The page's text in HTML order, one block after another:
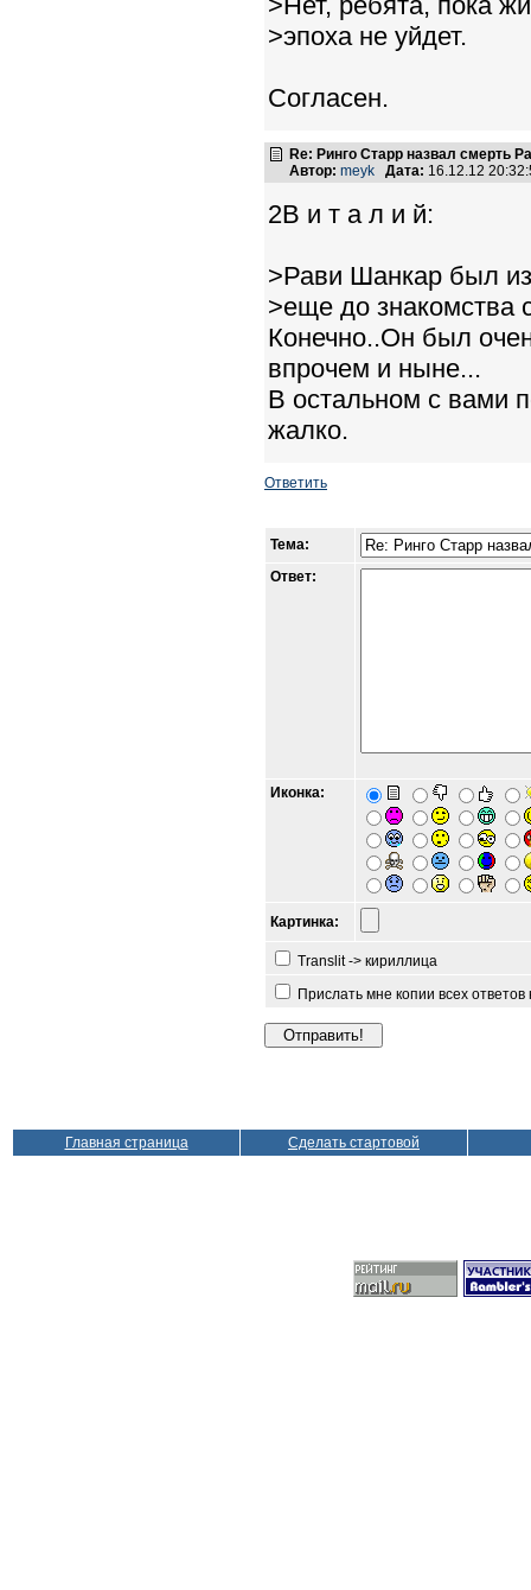
>эпоха не уйдет.
Согласен.
Re: Ринго Старр назвал смерть
Автор: meyk Дата: 16.12.12
2В и т а л и й:
>Рави Шанкар был
>еще до знакомства
Конечно..Он был
впрочем и ныне...
В остальном с вами
жалко.
Ответить
Тема:
Ответ:
Иконка:
Картинка:
Translit -> кириллица
Прислать мне копии всех
Главная страница Сделать стартовой